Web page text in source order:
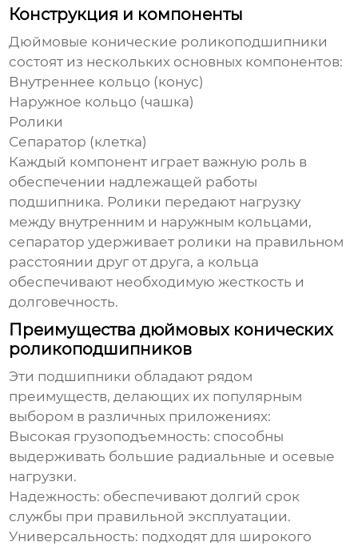
Конструкция и компоненты
Дюймовые конические роликоподшипники
состоят из нескольких основных компонентов:
Внутреннее кольцо (конус)
Наружное кольцо (чашка)
Ролики
Сепаратор (клетка)
Каждый компонент играет важную роль в
обеспечении надлежащей работы
подшипника. Ролики передают нагрузку
между внутренним и наружным кольцами,
сепаратор удерживает ролики на правильном
расстоянии друг от друга, а кольца
обеспечивают необходимую жесткость и
долговечность.
Преимущества дюймовых конических
роликоподшипников
Эти подшипники обладают рядом
преимуществ, делающих их популярным
выбором в различных приложениях:
Высокая грузоподъемность: способны
выдерживать большие радиальные и осевые
нагрузки.
Надежность: обеспечивают долгий срок
службы при правильной эксплуатации.
Универсальность: подходят для широкого